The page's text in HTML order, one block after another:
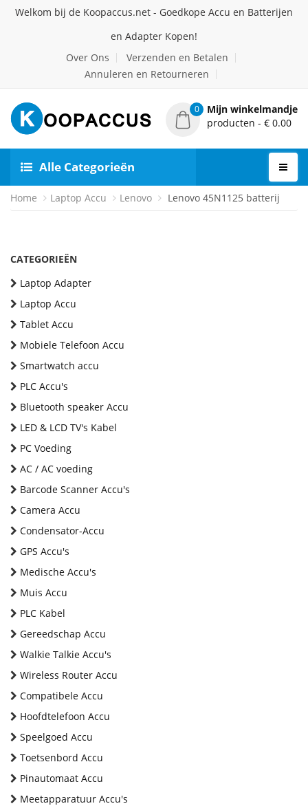
Welkom bij de Koopaccus.net - Goedkope Accu en Batterijen
en Adapter Kopen!
Over Ons
Verzenden en Betalen
Annuleren en Retourneren
0
Mijn winkelmandje
producten - € 0.00
Alle Categorieën
Home Laptop Accu Lenovo Lenovo 45N1125 batterij
CATEGORIEËN
Laptop Adapter
Laptop Accu
Tablet Accu
Mobiele Telefoon Accu
Smartwatch accu
PLC Accu's
Bluetooth speaker Accu
LED & LCD TV's Kabel
PC Voeding
AC / AC voeding
Barcode Scanner Accu's
Camera Accu
Condensator-Accu
GPS Accu's
Medische Accu's
Muis Accu
PLC Kabel
Gereedschap Accu
Walkie Talkie Accu's
Wireless Router Accu
Compatibele Accu
Hoofdtelefoon Accu
Speelgoed Accu
Toetsenbord Accu
Pinautomaat Accu
Meetapparatuur Accu's